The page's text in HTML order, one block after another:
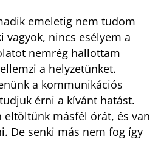
emeletig nem tudom
vagyok, nincs esélyem a
nemrég hallottam
a helyzetünket.
a kommunikációs
érni a kívánt hatást.
eltöltünk másfél órát, és van
De senki más nem fog így